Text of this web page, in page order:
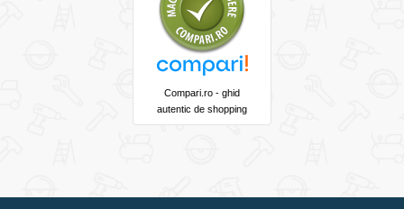
Compari.ro - ghid
autentic de shopping